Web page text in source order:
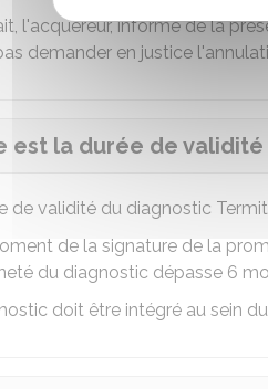
l'acquéreur, informé de la
demander en justice
est la durée de
de validité du diagnostic
de la signature de la
du diagnostic dépasse 6
doit être intégré au sein du